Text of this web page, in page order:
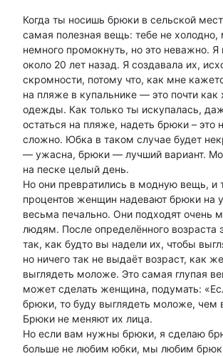
Когда ты носишь брюки в сельской
самая полезная вещь: тебе не
немного промокнуть, но это неважно.
около 20 лет назад. Я создавала их,
скромности, потому что, как мне
на пляже в купальнике — это почти как
одежды. Как только ты искупалась,
остаться на пляже, надеть брюки – это
сложно. Юбка в таком случае будет
— ужасна, брюки — лучший вариант.
на песке целый день.
Но они превратились в модную вещь, и
процентов женщин надевают брюки на
весьма печально. Они подходят очень
людям. После определённого возраста
так, как будто вы надели их, чтобы
но ничего так не выдаёт возраст, как
выглядеть моложе. Это самая глупая
может сделать женщина, подумать:
брюки, то буду выглядеть моложе, чем
Брюки не меняют их лица.
Но если вам нужны брюки, я сделаю
больше не любим юбки, мы любим